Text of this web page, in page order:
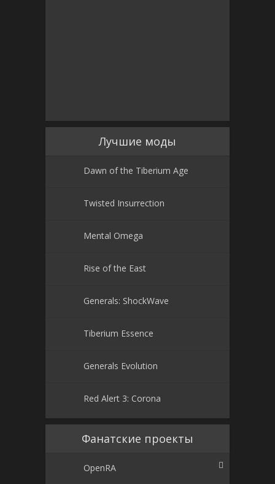
Лучшие моды
Dawn of the Tiberium Age
Twisted Insurrection
Mental Omega
Rise of the East
Generals: ShockWave
Tiberium Essence
Generals Evolution
Red Alert 3: Corona
Фанатские проекты
OpenRA